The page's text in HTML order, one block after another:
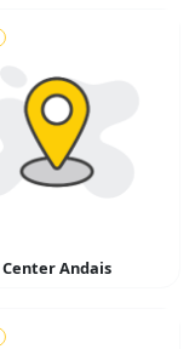
Center Andais